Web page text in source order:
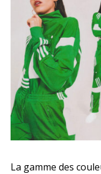
La gamme des